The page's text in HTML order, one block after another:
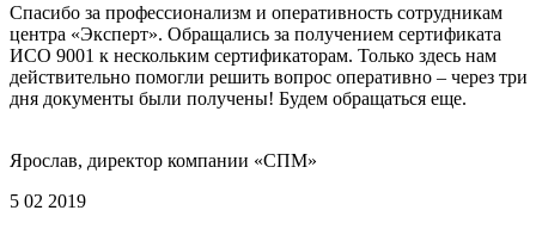
Спасибо за профессионализм и оперативность сотрудникам
центра «Эксперт». Обращались за получением сертификата
ИСО 9001 к нескольким сертификаторам. Только здесь нам
действительно помогли решить вопрос оперативно – через три
дня документы были получены! Будем обращаться еще.
Ярослав, директор компании «СПМ»
5 02 2019